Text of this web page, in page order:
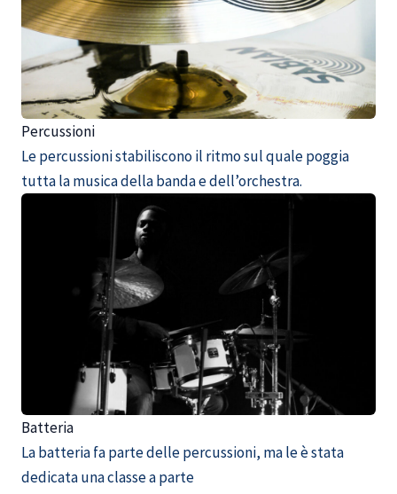
Percussioni
Le percussioni stabiliscono il ritmo sul quale poggia
tutta la musica della banda e dell’orchestra.
Batteria
La batteria fa parte delle percussioni, ma le è stata
dedicata una classe a parte